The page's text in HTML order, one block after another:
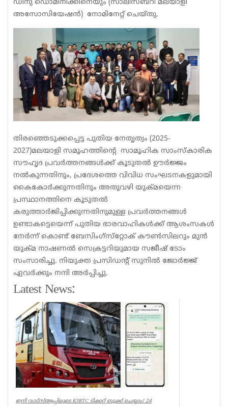
ഡിനു ഡൊമിനിക്കിനെയും (സാലിസ്ബറി മലയാളി
അസോസിയേഷൻ) നോമിനേറ്റ് ചെയ്തു.
തിരഞ്ഞെടുക്കപ്പെട്ട പുതിയ നേതൃത്വം (2025-
2027)മലയാളി സമൂഹത്തിന്റെ സാമൂഹിക സാംസ്കാരിക
സൗഹൃദ പ്രവർത്തനങ്ങൾക്ക് കൂടുതൽ ഊർജ്ജം
നൽകുന്നതിനും, പ്രദേശത്തെ വിവിധ സംഘടനകളുമായി
കൈകോർക്കുന്നതിനും അതുവഴി യുക്മയെന്ന
പ്രസ്ഥാനത്തിനെ കൂടുതൽ
കരുത്താർജിപ്പിക്കുന്നതിനുമുള്ള പ്രവർത്തനങ്ങൾ
ഉണ്ടാകട്ടെയെന്ന് പുതിയ ഭാരവാഹികൾക്ക് ആശംസകൾ
നേർന്ന് കൊണ്ട് ബേസിംഗ്‌സ്‌റ്റോക് കൗൺസിലറും മുൻ
യുക്മ നാഷണൽ സെക്രട്ടറിയുമായ സജീഷ് ടോം
സംസാരിച്ചു. നിയുക്ത പ്രസിഡന്റ് സുനിൽ ജോർജ്ജ്
ഏവർക്കും നന്ദി അർപ്പിച്ചു.
Latest News:
ഇനി വാട്‌സ്ആപ്പിലൂടെ KSRTC ടിക്കറ്റ് ബുക്ക് ചെയ്യാം! 24